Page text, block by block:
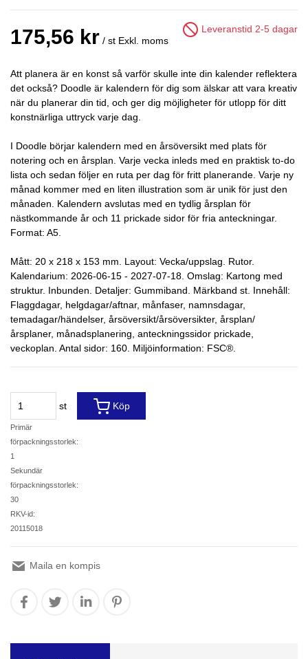
175,56 kr / st Exkl. moms
Leveranstid 2-5 dagar
Att planera är en konst så varför skulle inte din kalender reflektera
det också? Doodle är kalendern för dig som älskar att vara kreativ
när du planerar din tid, och ger dig möjligheter för utlopp för ditt
konstnärliga uttryck varje dag.
I Doodle börjar kalendern med en årsöversikt med plats för
notering och en årsplan. Varje vecka inleds med en praktisk to-do
lista och sedan följer en ruta per dag för fritt planerande. Varje ny
månad kommer med en liten illustration som är unik för just den
månaden. Kalendern avslutas med en tydlig årsplan för
nästkommande år och 11 prickade sidor för fria anteckningar.
Format: A5.
Mått: 20 x 218 x 153 mm. Layout: Vecka/uppslag. Rutor.
Kalendarium: 2026-06-15 - 2027-07-18. Omslag: Kartong med
struktur. Inbunden. Detaljer: Gummiband. Märkband st. Innehåll:
Flaggdagar, helgdagar/aftnar, månfaser, namnsdagar,
temadagar/händelser, årsöversikt/årsöversikter, årsplan/
årsplaner, månadsplanering, anteckningssidor prickade,
veckoplan. Antal sidor: 160. Miljöinformation: FSC®.
st
Primär
förpackningsstorlek:
1
Sekundär
förpackningsstorlek:
30
RKV-id:
20115018
Köp
Maila en kompis